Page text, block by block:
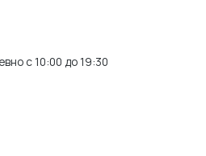
с 10:00 до 19:30